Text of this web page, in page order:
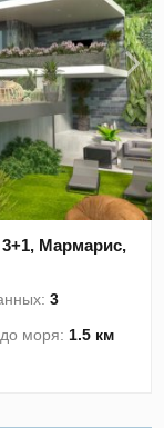
Мармарис,
3
моря: 1.5 км